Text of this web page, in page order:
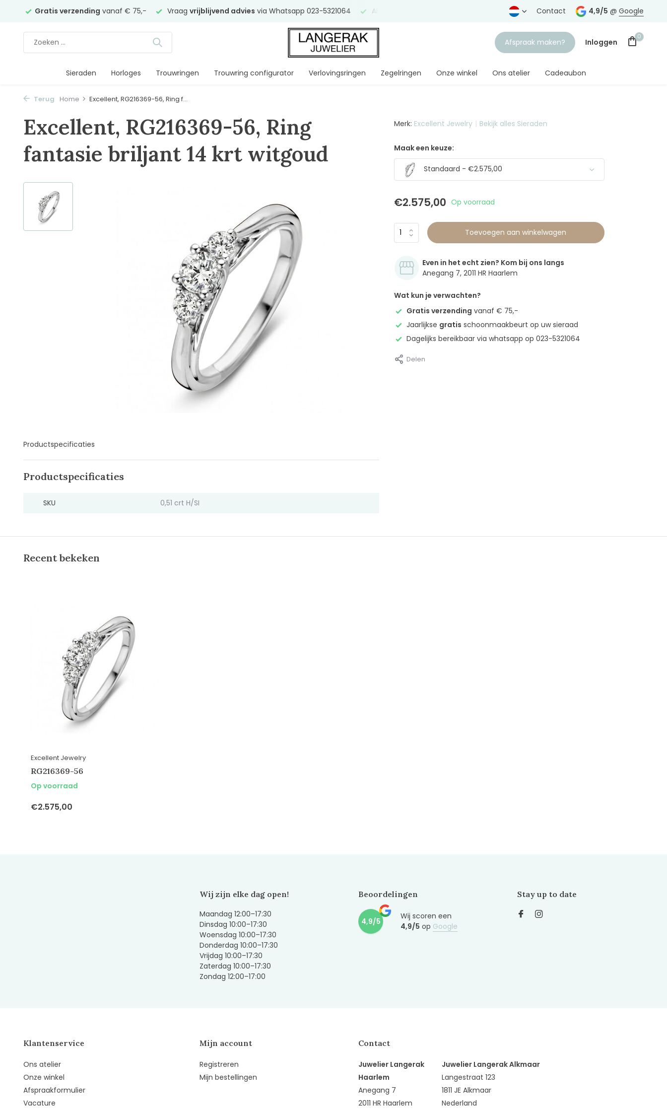
Gratis verzending vanaf € 75,- Vraag vrijblijvend advies via Whatsapp 023-5321064 Al Gratis verzending vanaf € 75,-
Contact 4,9/5 @ Google
Afspraak maken? Inloggen
0
Sieraden Horloges Trouwringen Trouwring configurator Verlovingsringen Zegelringen Onze winkel Ons atelier Cadeaubon
Terug Home Excellent, RG216369-56, Ring f...
Excellent, RG216369-56, Ring
fantasie briljant 14 krt witgoud
Productspecificaties
Productspecificaties
SKU 0,51 crt H/SI
Merk: Excellent Jewelry Bekijk alles Sieraden
Maak een keuze:
Standaard - €2.575,00
€2.575,00 Op voorraad
Toevoegen aan winkelwagen
Even in het echt zien? Kom bij ons langs
Anegang 7, 2011 HR Haarlem
Wat kun je verwachten?
Gratis verzending vanaf € 75,-
Jaarlijkse gratis schoonmaakbeurt op uw sieraad
Dagelijks bereikbaar via whatsapp op 023-5321064
Delen
Recent bekeken
Excellent Jewelry
RG216369-56
Op voorraad
€2.575,00
Wij zijn elke dag open!
Maandag 12:00–17:30
Dinsdag 10:00–17:30
Woensdag 10:00–17:30
Donderdag 10:00–17:30
Vrijdag 10:00–17:30
Zaterdag 10:00–17:30
Zondag 12:00–17:00
Beoordelingen
4,9/5
Wij scoren een
4,9/5 op Google
Stay up to date
Klantenservice
Ons atelier
Onze winkel
Afspraakformulier
Vacature
Mijn account
Registreren
Mijn bestellingen
Contact
Juwelier Langerak
Haarlem
Anegang 7
2011 HR Haarlem
Juwelier Langerak Alkmaar
Langestraat 123
1811 JE Alkmaar
Nederland